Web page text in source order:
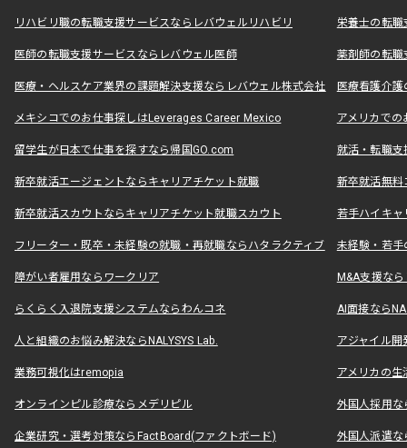
リハビリ職の転職支援サービスならレバウェルリハビリ 栄養士の転
医師の転職支援サービスならレバウェル医師 薬剤師の転
医療・ヘルスケア業界の課題解決支援ならレバウェル株式会社 医療看護介
メキシコでのお仕事探しはLeverages Career Mexico アメリカで
留学生が日本で仕事を探すなら帰国GO.com 就活・転職
新卒就活エージェントならキャリアチケット就職 新卒就活無料
新卒就活スカウトならキャリアチケット就職スカウト 若手ハイキ
フリーター・既卒・未経験の就職・再就職ならハタラクティブ 未経験・若手
障がい者雇用ならワークリア M&A支援な
らくらく入退院支援システムならわんコネ AI面接なら
人と組織のお悩み解決ならNALYSYS Lab. アジャイル
業務可視化はremopia アメリカの
オンラインピル診療ならメデリピル 外国人採用
企業研究・選考対策ならFactBoard(ファクトボード) 外国人派遣な